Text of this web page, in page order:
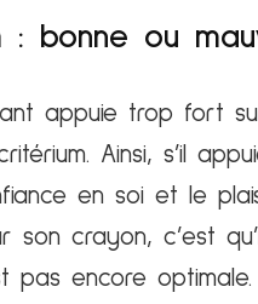
: bonne ou
appuie trop fort
Ainsi, s’il
en soi et le
son crayon, c’est
pas encore